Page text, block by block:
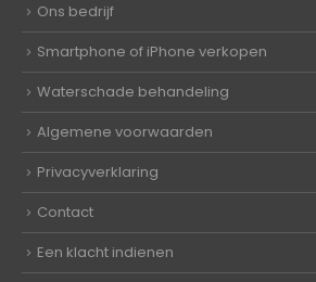
Ons bedrijf
Smartphone of iPhone verkopen
Waterschade behandeling
Algemene voorwaarden
Privacyverklaring
Contact
Een klacht indienen